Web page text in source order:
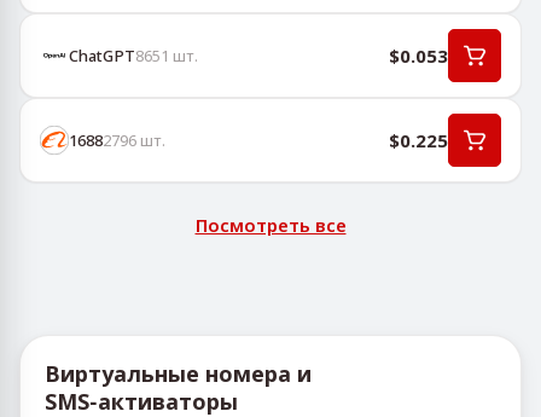
ChatGPT8651 шт. $0.053
16882796 шт. $0.225
Посмотреть все
Виртуальные номера и
SMS‑активаторы